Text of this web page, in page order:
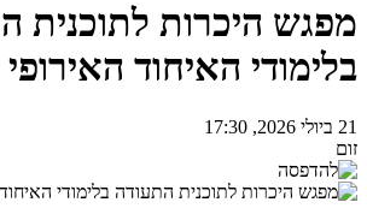
מפגש היכרות לתוכנית
בלימודי האיחוד האירופי
21 ביולי 2026, 17:30
זום